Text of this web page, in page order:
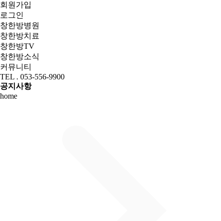
회원가입
로그인
창한방병원
창한방치료
창한방TV
창한방소식
커뮤니티
TEL . 053-556-9900
공지사항
home